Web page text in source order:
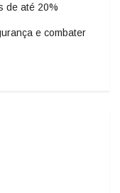
de até 20%
e combater